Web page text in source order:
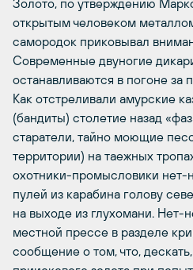
Золото, по утверждению
открытым человеком
самородок приковывал
Современные двуногие
останавливаются в погоне
Как отстреливали амурские
(бандиты) столетие назад
старатели, тайно моющие
территории) на таежных
охотники-промысловики нет-
пулей из карабина голову
на выходе из глухомани. Нет-
местной прессе в разделе
сообщение о том, что,